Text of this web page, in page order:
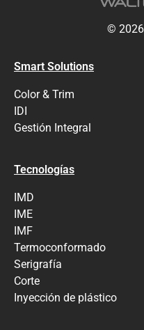
©
Smart Solutions
Color & Trim
IDI
Gestión Integral
Tecnologías
IMD
IME
IMF
Termoconformado
Serigrafía
Corte
Inyección de plástico